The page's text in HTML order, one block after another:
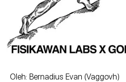
Oleh: Bernadius Evan (Vaggovh)